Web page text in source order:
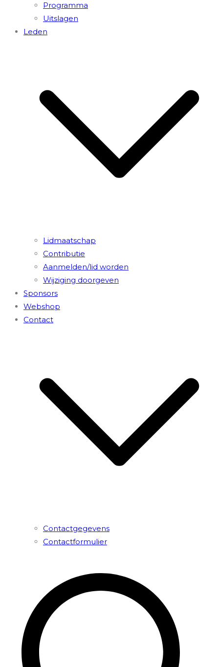
Programma
Uitslagen
Leden
Lidmaatschap
Contributie
Aanmelden/lid worden
Wijziging doorgeven
Sponsors
Webshop
Contact
Contactgegevens
Contactformulier